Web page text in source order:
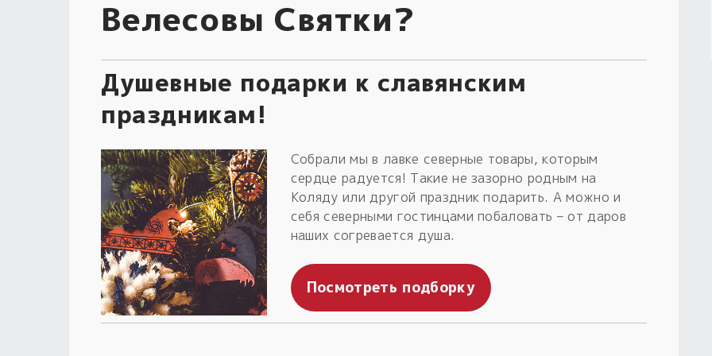
Велесовы Святки?
Душевные подарки к славянским
праздникам!
Собрали мы в лавке северные товары, которым
сердце радуется! Такие не зазорно родным на
Коляду или другой праздник подарить. А можно и
себя северными гостинцами побаловать – от даров
наших согревается душа.
Посмотреть подборку